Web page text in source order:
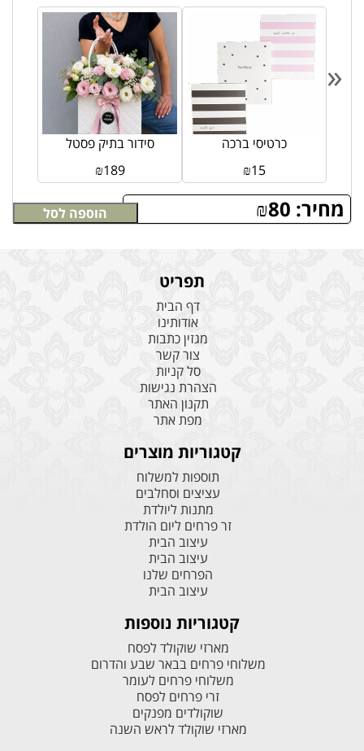
מחיר: ₪80 הוספה לסל
סידור בתיק פסטל
₪189
כרטיסי ברכה
₪15
«
תפריט
דף הבית
אודותינו
מגזין כתבות
צור קשר
סל קניות
הצהרת נגישות
תקנון האתר
מפת אתר
קטגוריות מוצרים
תוספות למשלוח
עציצים וסחלבים
מתנות ליולדת
זר פרחים ליום הולדת
עיצוב הבית
עיצוב הבית
הפרחים שלנו
עיצוב הבית
קטגוריות נוספות
מארזי שוקולד לפסח
משלוחי פרחים בבאר שבע והדרום
משלוחי פרחים לעומר
זרי פרחים לפסח
שוקולדים מפנקים
מארזי שוקולד לראש השנה